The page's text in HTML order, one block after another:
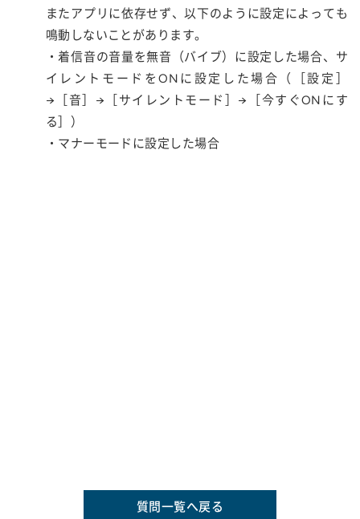
またアプリに依存せず、以下のように設定によっても
鳴動しないことがあります。
・着信音の音量を無音（バイブ）に設定した場合、サ
イレントモードをONに設定した場合（［設定］
→［音］→［サイレントモード］→［今すぐONにす
る］）
・マナーモードに設定した場合
質問一覧へ戻る